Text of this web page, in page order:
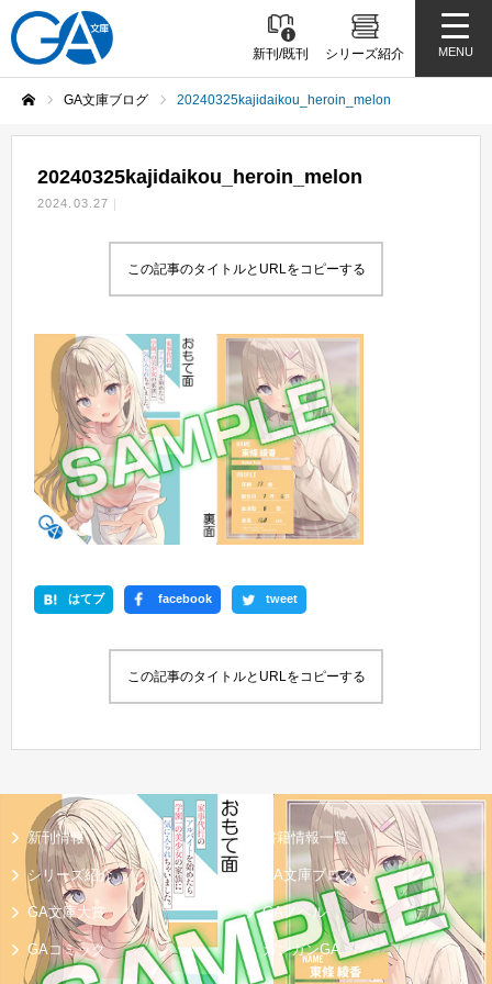
新刊/既刊 シリーズ紹介 MENU
GA文庫ブログ 20240325kajidaikou_heroin_melon
20240325kajidaikou_heroin_melon
2024.03.27
この記事のタイトルとURLをコピーする
はてブ facebook tweet
この記事のタイトルとURLをコピーする
新刊情報 書籍情報一覧
シリーズ紹介 GA文庫ブログ
GA文庫大賞 GAノベル
GAコミック ガンガンGA